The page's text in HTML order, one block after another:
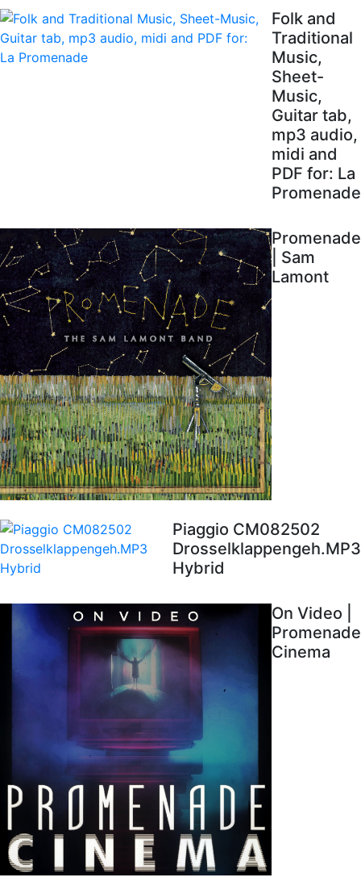
Folk and
Traditional
Music,
Sheet-
Music,
Guitar tab,
mp3 audio,
midi and
PDF for: La
Promenade
Promenade
| Sam
Lamont
Piaggio CM082502
Drosselklappengeh.MP3
Hybrid
On Video |
Promenade
Cinema